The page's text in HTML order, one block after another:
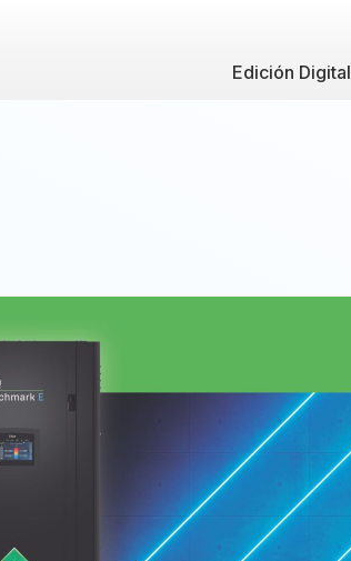
Edición Digital